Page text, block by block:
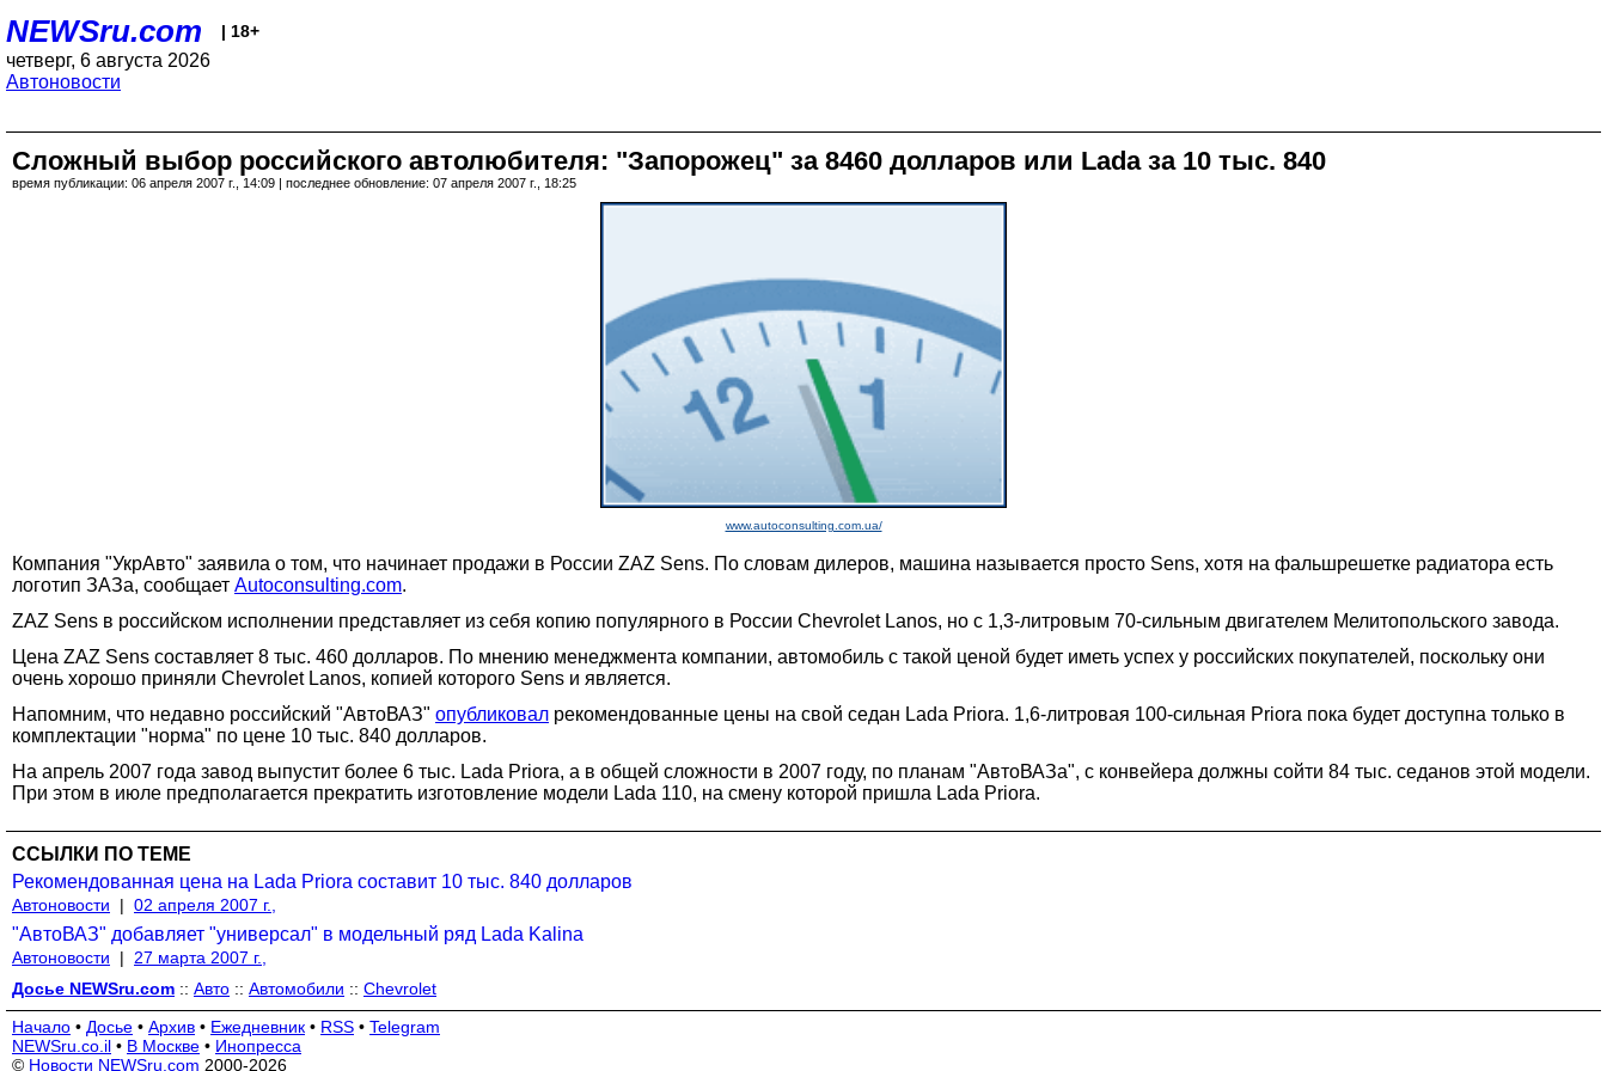
NEWSru.com | 18+
четверг, 6 августа 2026
Автоновости
Сложный выбор российского автолюбителя: "Запорожец" за 8460 долларов или Lada за 10 тыс. 840
время публикации: 06 апреля 2007 г., 14:09 | последнее обновление: 07 апреля 2007 г., 18:25
www.autoconsulting.com.ua/
Компания "УкрАвто" заявила о том, что начинает продажи в России ZAZ Sens. По словам дилеров, машина называется просто Sens, хотя на фальшрешетке радиатора есть
логотип ЗАЗа, сообщает Autoconsulting.com.
ZAZ Sens в российском исполнении представляет из себя копию популярного в России Chevrolet Lanos, но с 1,3-литровым 70-сильным двигателем Мелитопольского завода.
Цена ZAZ Sens составляет 8 тыс. 460 долларов. По мнению менеджмента компании, автомобиль с такой ценой будет иметь успех у российских покупателей, поскольку они
очень хорошо приняли Chevrolet Lanos, копией которого Sens и является.
Напомним, что недавно российский "АвтоВАЗ" опубликовал рекомендованные цены на свой седан Lada Priora. 1,6-литровая 100-сильная Priora пока будет доступна только в
комплектации "норма" по цене 10 тыс. 840 долларов.
На апрель 2007 года завод выпустит более 6 тыс. Lada Priora, а в общей сложности в 2007 году, по планам "АвтоВАЗа", с конвейера должны сойти 84 тыс. седанов этой модели.
При этом в июле предполагается прекратить изготовление модели Lada 110, на смену которой пришла Lada Priora.
ССЫЛКИ ПО ТЕМЕ
Рекомендованная цена на Lada Priora составит 10 тыс. 840 долларов
Автоновости | 02 апреля 2007 г.,
"АвтоВАЗ" добавляет "универсал" в модельный ряд Lada Kalina
Автоновости |
27 марта 2007 г.,
Досье NEWSru.com :: Авто :: Автомобили :: Chevrolet
Начало • Досье • Архив • Ежедневник • RSS • Telegram
NEWSru.co.il • В Москве • Инопресса
© Новости NEWSru.com 2000-2026